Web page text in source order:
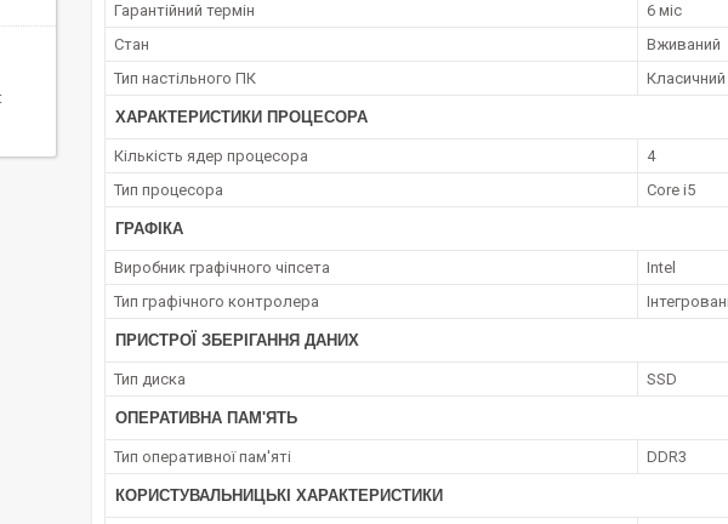
Гарантійний термін
6 міс
Стан
Вживаний
Тип настільного ПК
ХАРАКТЕРИСТИКИ ПРОЦЕСОРА
Кількість ядер процесора
4
Тип процесора
Core i5
ГРАФІКА
Виробник графічного чіпсета
Intel
Тип графічного контролера
ПРИСТРОЇ ЗБЕРІГАННЯ ДАНИХ
Тип диска SSD
ОПЕРАТИВНА ПАМ'ЯТЬ
Тип оперативної пам'яті DDR3
КОРИСТУВАЛЬНИЦЬКІ ХАРАКТЕРИСТИКИ